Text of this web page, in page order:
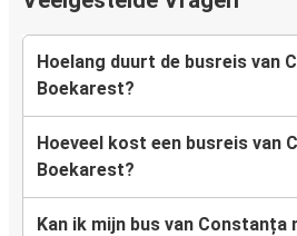
Hoelang duurt de busreis van
Boekarest?
Hoeveel kost een busreis van
Boekarest?
Kan ik mijn bus van Constanța